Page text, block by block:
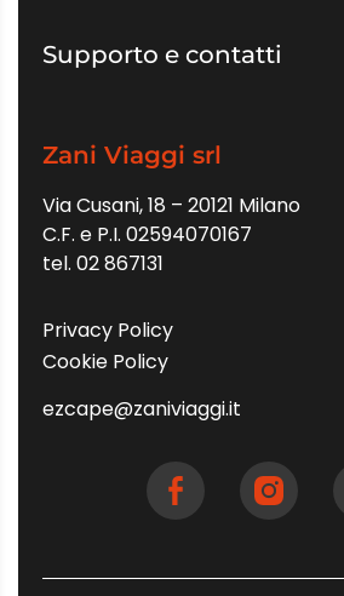
Supporto e contatti
Zani Viaggi srl
Via Cusani, 18 – 20121 Milano
C.F. e P.I. 02594070167
tel. 02 867131
Privacy Policy
Cookie Policy
ezcape@zaniviaggi.it